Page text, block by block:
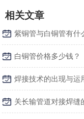
相关文章
紫铜管与白铜管有什
白铜管价格多少钱？
焊接技术的出现与运
关长输管道对接焊缝